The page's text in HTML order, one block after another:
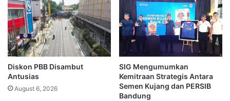
Diskon PBB Disambut
Antusias
August 6, 2026
SIG Mengumumkan
Kemitraan Strategis Antara
Semen Kujang dan PERSIB
Bandung